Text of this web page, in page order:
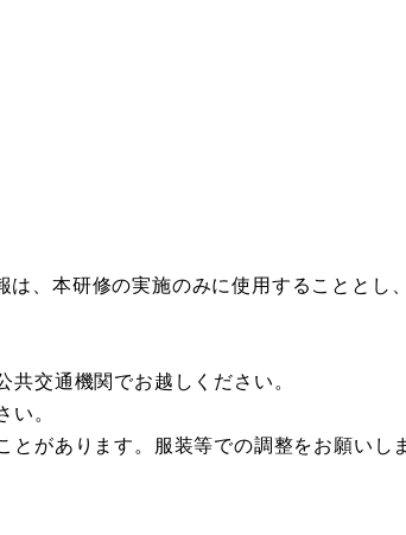
は、本研修の実施のみに使用することとし
交通機関でお越しください。
い。
があります。服装等での調整をお願いし